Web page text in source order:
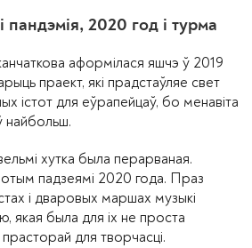
пандэмія, 2020 год і турма
аформілася яшчэ ў 2019
праект, які прадстаўляе свет
істот для еўрапейцаў, бо менавіта
найбольш.
хутка была перарваная.
падзеямі 2020 года. Праз
і дваровых маршах музыкі
якая была для іх не проста
для творчасці.